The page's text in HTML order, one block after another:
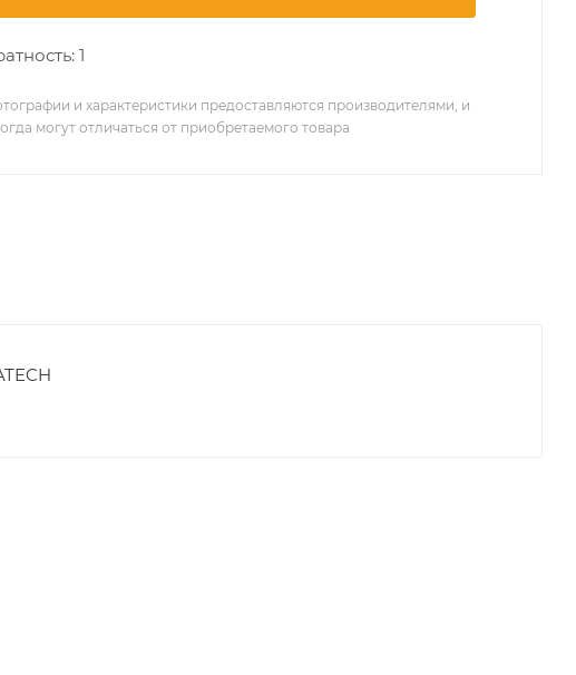
1
и характеристики предоставляются производителями, и
могут отличаться от приобретаемого товара